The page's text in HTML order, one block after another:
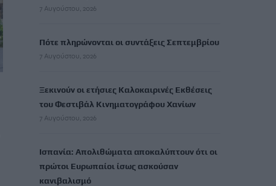
7 Αυγούστου, 2026
Πότε πληρώνονται οι συντάξεις Σεπτεμβρίου
7 Αυγούστου, 2026
Ξεκινούν οι ετήσιες Καλοκαιρινές Εκθέσεις
του Φεστιβάλ Κινηματογράφου Χανίων
7 Αυγούστου, 2026
Ισπανία: Απολιθώματα αποκαλύπτουν ότι οι
πρώτοι Ευρωπαίοι ίσως ασκούσαν
κανιβαλισμό